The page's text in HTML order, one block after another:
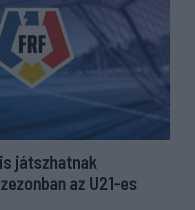
játszhatnak
az U21-es